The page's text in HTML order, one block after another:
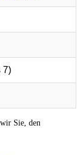
7)
Sie, den